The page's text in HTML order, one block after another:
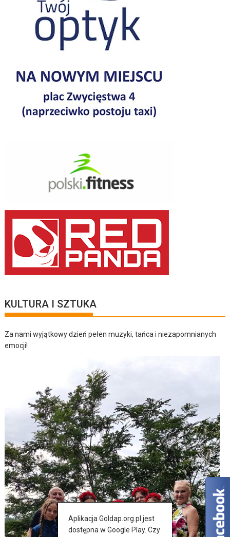
KULTURA I SZTUKA
Za nami wyjątkowy dzień pełen muzyki, tańca i niezapomnianych
emocji!
Aplikacja Goldap.org.pl jest
dostępna w Google Play. Czy